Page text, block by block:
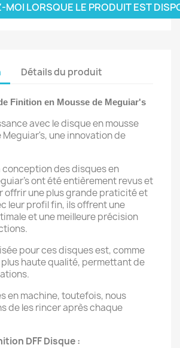
MOI LORSQUE LE PRODUIT EST
Détails du produit
Finition en Mousse de Meguiar's
avec le disque en mousse
une innovation de
conception des disques en
ont été entièrement revus et
offrir une plus grande praticité et
leur profil fin, ils offrent une
et une meilleure précision
pour ces disques est, comme
haute qualité, permettant de
en machine, toutefois, nous
de les rincer après chaque
DFF Disque :